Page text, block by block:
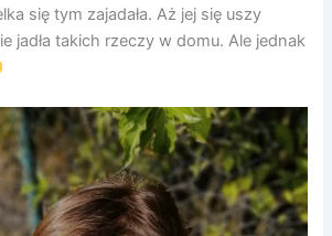
się tym zajadała. Aż jej się uszy
jadła takich rzeczy w domu. Ale jednak